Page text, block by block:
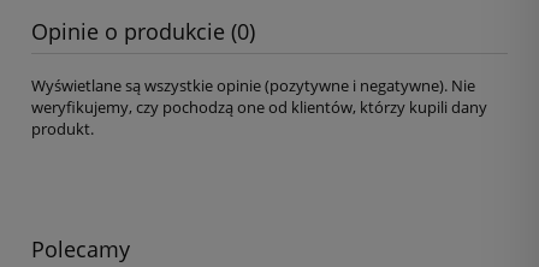
Opinie o produkcie (0)
Wyświetlane są wszystkie opinie (pozytywne i negatywne). Nie
weryfikujemy, czy pochodzą one od klientów, którzy kupili dany
produkt.
Polecamy